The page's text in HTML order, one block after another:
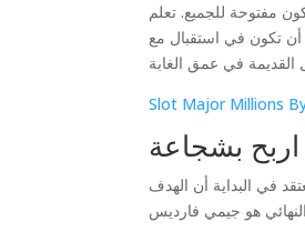
مفتوحة للجميع. تعلم
أن تكون في استقبال مع
Slot Major Millions
في البداية أن الهدف